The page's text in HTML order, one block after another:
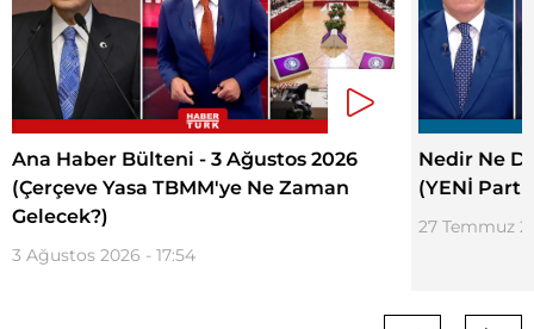
Ana Haber Bülteni - 3 Ağustos 2026
(Çerçeve Yasa TBMM'ye Ne Zaman
Gelecek?)
3 Ağustos 2026 - 17:54
Nedir Ne
(YENİ
27 Temmuz